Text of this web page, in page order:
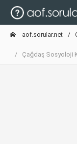
aof.sorular.net
Çağdaş Sosyoloji